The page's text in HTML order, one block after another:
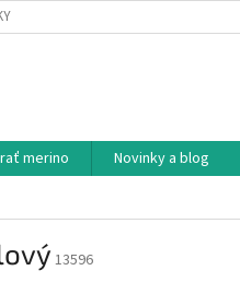
merino
Novinky a blog
13596